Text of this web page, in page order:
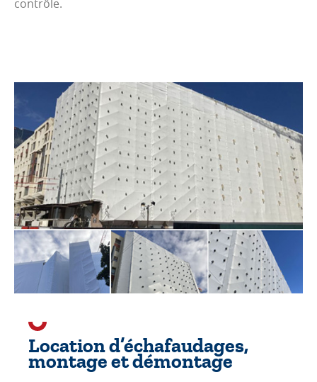
contrôle.
Location d’échafaudages,
montage et démontage